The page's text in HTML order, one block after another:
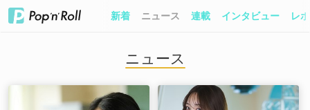
新着 ニュース 連載 インタビュー レ
ニュース